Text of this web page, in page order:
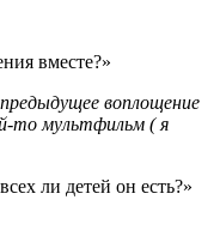
вместе?»
воплощение
то мультфильм ( я
ли детей он есть?»